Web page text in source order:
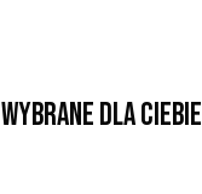
Wybrane dla Ciebie